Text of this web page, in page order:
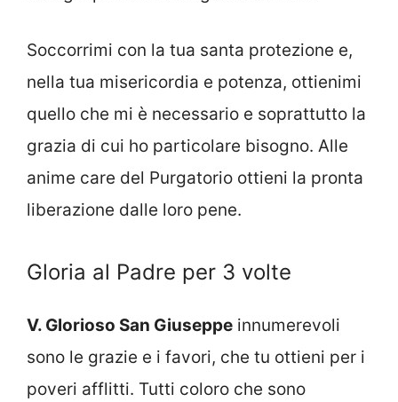
Soccorrimi con la tua santa protezione e,
nella tua misericordia e potenza, ottienimi
quello che mi è necessario e soprattutto la
grazia di cui ho particolare bisogno. Alle
anime care del Purgatorio ottieni la pronta
liberazione dalle loro pene.
Gloria al Padre per 3 volte
V. Glorioso San Giuseppe innumerevoli
sono le grazie e i favori, che tu ottieni per i
poveri afflitti. Tutti coloro che sono